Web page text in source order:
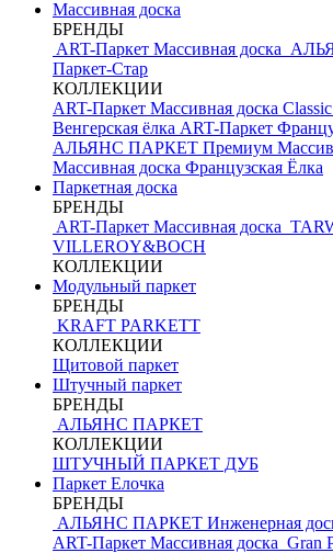
Массивная доска
БРЕНДЫ
ART-Паркет Массивная доска
Паркет-Стар
КОЛЛЕКЦИИ
ART-Паркет Массивная доска Classic
Венгерская ёлка ART-Паркет
АЛЬЯНС ПАРКЕТ Премиум
Массивная доска Французская Ёлка
Паркетная доска
БРЕНДЫ
ART-Паркет Массивная доска
VILLEROY&BOCH
КОЛЛЕКЦИИ
Модульный паркет
БРЕНДЫ
KRAFT PARKETT
КОЛЛЕКЦИИ
Щитовой паркет
Штучный паркет
БРЕНДЫ
АЛЬЯНС ПАРКЕТ
КОЛЛЕКЦИИ
ШТУЧНЫЙ ПАРКЕТ ДУБ
Паркет Елочка
БРЕНДЫ
АЛЬЯНС ПАРКЕТ Инженерная
ART-Паркет Массивная доска Gran